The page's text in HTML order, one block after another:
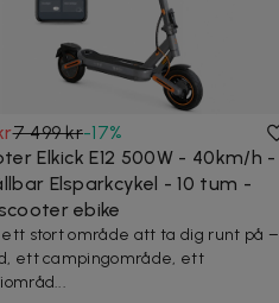
7 499 kr-17%
Elkick E12 500W - 40km/h -
Elsparkcykel - 10 tum -
ebike
ett stort område att ta dig runt på –
ett campingområde, ett